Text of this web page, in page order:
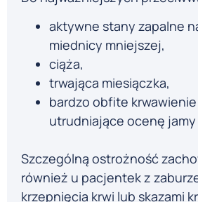
aktywne stany zapalne
miednicy mniejszej,
ciąża,
trwająca miesiączka,
bardzo obfite
utrudniające ocenę jamy
Szczególną ostrożność
również u pacjentek z
krzepnięcia krwi lub skazami